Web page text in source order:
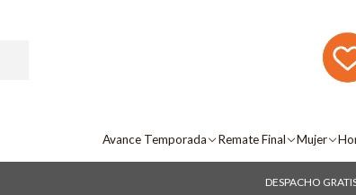
Avance Temporada Remate Final Mujer
DESPACHO